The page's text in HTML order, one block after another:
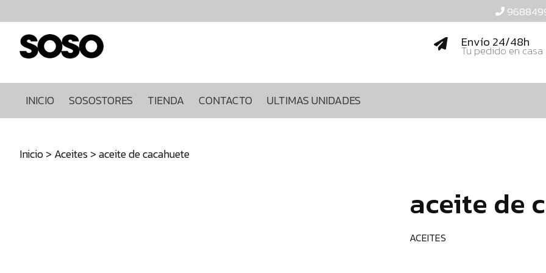
Envío 24/48h
Tu pedido en casa
INICIO SOSOSTORES TIENDA CONTACTO ULTIMAS UNIDADES
Inicio
Sosostores
Contacto
Ultimas
640271930
Inicio> Aceites> aceite de cacahuete
aceite de
ACEITES